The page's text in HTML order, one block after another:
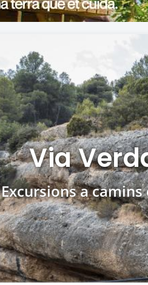
Via
Excursions a